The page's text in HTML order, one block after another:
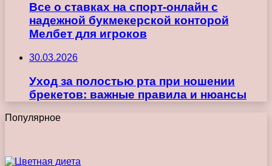
Все о ставках на спорт-онлайн с
надежной букмекерской конторой
Мелбет для игроков
30.03.2026
Уход за полостью рта при ношении
брекетов: важные правила и нюансы
Популярное